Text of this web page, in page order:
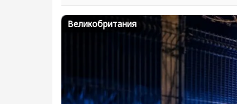
Великобритания